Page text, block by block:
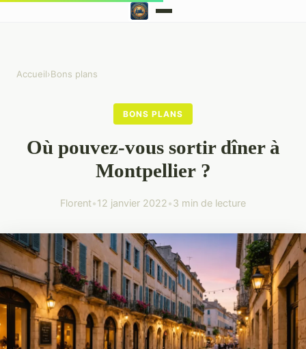
Accueil›Bons plans
BONS PLANS
Où pouvez-vous sortir dîner à
Montpellier ?
Florent•12 janvier 2022•3 min de lecture